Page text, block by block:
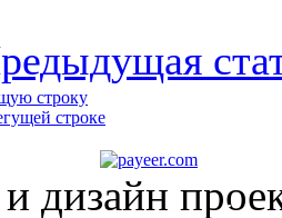
и дизайн